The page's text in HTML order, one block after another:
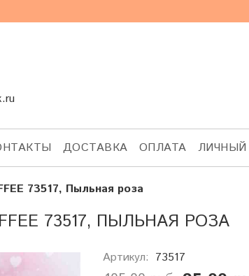
ДОСТАВКА ОПЛАТА ЛИЧНЫЙ
73517, Пыльная роза
73517, ПЫЛЬНАЯ РОЗА
Артикул: 73517